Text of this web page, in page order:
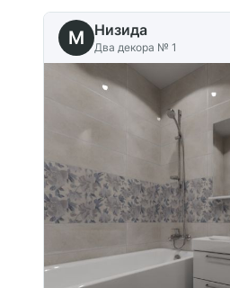
M Низида
Два декора № 1